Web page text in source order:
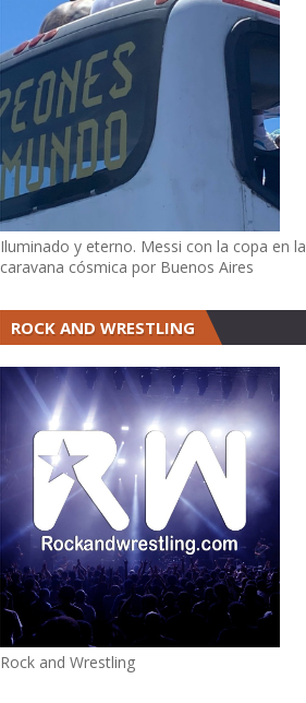
Iluminado y eterno. Messi con la copa en la
caravana cósmica por Buenos Aires
ROCK AND WRESTLING
Rock and Wrestling